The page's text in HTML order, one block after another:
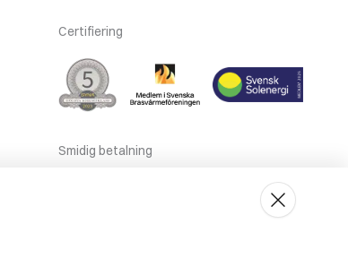
Certifiering
Smidig betalning